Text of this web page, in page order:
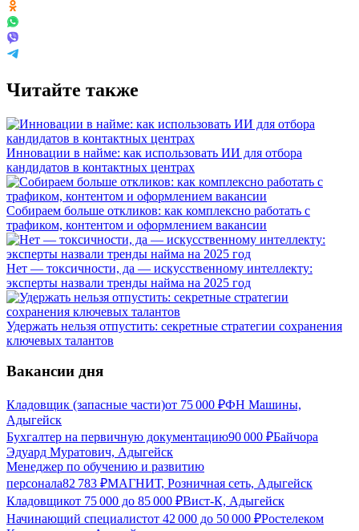
Читайте также
Инновации в найме: как использовать ИИ для отбора
кандидатов в контактных центрах
Собираем больше откликов: как комплексно работать с
трафиком, контентом и оформлением вакансии
Нет — токсичности, да — искусственному интеллекту:
эксперты назвали тренды найма на 2025 год
Удержать нельзя отпустить: секретные стратегии сохранения
ключевых талантов
Вакансии дня
Кладовщик (запасные части)от 75 000 ₽ФН Машины,
Адыгейск
Бухгалтер на первичную документацию90 000 ₽Байчора
Эдуард Муратович, Адыгейск
Менеджер по обучению и развитию
персонала82 783 ₽МАГНИТ, Розничная сеть, Адыгейск
Кладовщикот 75 000 до 85 000 ₽Вист-К, Адыгейск
Начинающий специалистот 42 000 до 50 000 ₽Ростелеком